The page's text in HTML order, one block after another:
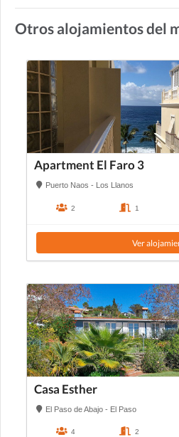
Otros alojamientos del
Apartment El Faro 3
Puerto Naos - Los Llanos
2 1
Ver
Casa Esther
El Paso de Abajo - El Paso
4 2